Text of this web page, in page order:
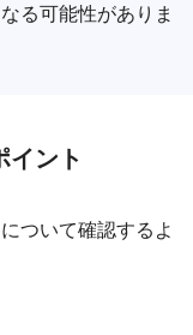
る可能性がありま
イント
ついて確認するよ